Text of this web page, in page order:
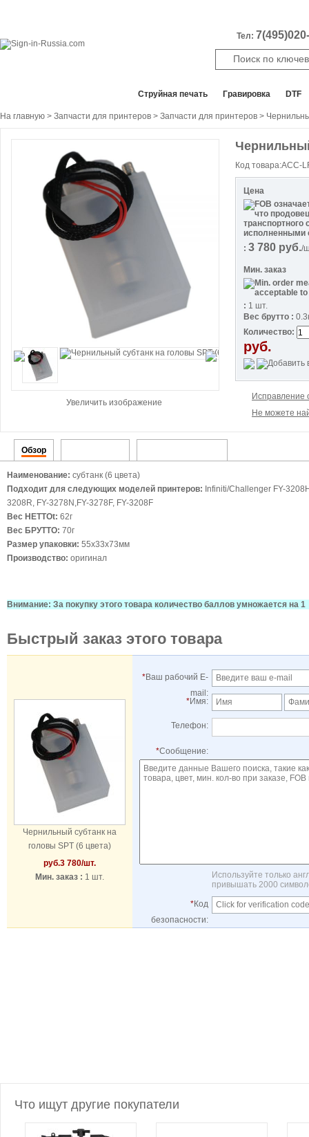
Тел:
Cтруйная печать Гравировка DTF
На главную > Запчасти для принтеров > Запчасти для принтеров >
Увеличить изображение
Код товара:ACC-
Цена
: 3 780 руб./
Мин. заказ
: 1 шт.
Вес брутто :
Количество:
руб.
Исправление
Не можете
Обзор
Наименование: субтанк (6 цвета)
Подходит для следующих моделей принтеров: Infiniti/Challenger FY-
3208R, FY-3278N,FY-3278F, FY-3208F
Вес НЕТТОt: 62г
Вес БРУТТО: 70г
Размер упаковки: 55х33х73мм
Производство: оригинал
Внимание: За покупку этого товара количество баллов умножается на 1
Быстрый заказ этого товара
Чернильный субтанк на
головы SPT (6 цвета)
руб.3 780/шт.
Мин. заказ : 1 шт.
*Ваш рабочий E-
mail:
*Имя:
Телефон:
*Сообщение:
Используйте только
привышать 2000
*Код
безопасности:
Что ищут другие покупатели